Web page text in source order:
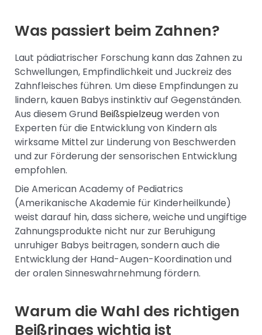
Was passiert beim Zahnen?
Laut pädiatrischer Forschung kann das Zahnen zu
Schwellungen, Empfindlichkeit und Juckreiz des
Zahnfleisches führen. Um diese Empfindungen zu
lindern, kauen Babys instinktiv auf Gegenständen.
Aus diesem Grund Beißspielzeugwerden von
Experten für die Entwicklung von Kindern als
wirksame Mittel zur Linderung von Beschwerden
und zur Förderung der sensorischen Entwicklung
empfohlen.
Die American Academy of Pediatrics
(Amerikanische Akademie für Kinderheilkunde)
weist darauf hin, dass sichere, weiche und ungiftige
Zahnungsprodukte nicht nur zur Beruhigung
unruhiger Babys beitragen, sondern auch die
Entwicklung der Hand-Augen-Koordination und
der oralen Sinneswahrnehmung fördern.
Warum die Wahl des richtigen
Beißringes wichtig ist